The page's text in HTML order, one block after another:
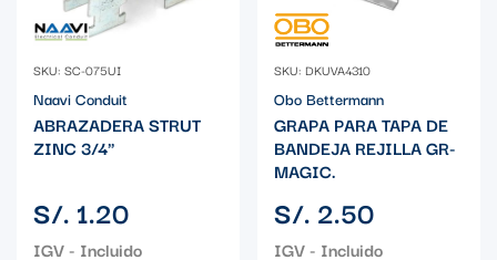
SKU: SC-075UI
Naavi Conduit
ABRAZADERA STRUT
ZINC 3/4"
Precio
regular
S/. 1.20
SKU: DKUVA4310
Obo Bettermann
GRAPA PARA TAPA DE
BANDEJA REJILLA GR-
MAGIC.
Precio
regular
S/. 2.50